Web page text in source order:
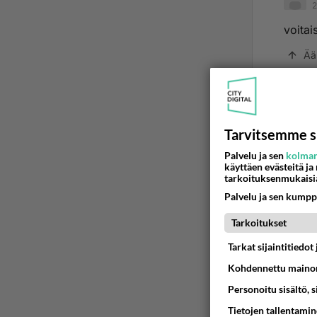
joku
sen
osa-
Tarvitsemme
Palvelu ja sen
käyttäen evästeitä
Palvelu ja sen
Tarkoitukset
Tarkat sijaintitiedot
Kohdennettu
Personoitu sisältö,
Tietojen